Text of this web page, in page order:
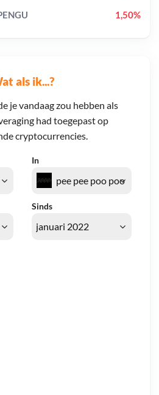
als ik...?
je vandaag zou hebben als
had toegepast op
cryptocurrencies.
In
Sinds
1,50%